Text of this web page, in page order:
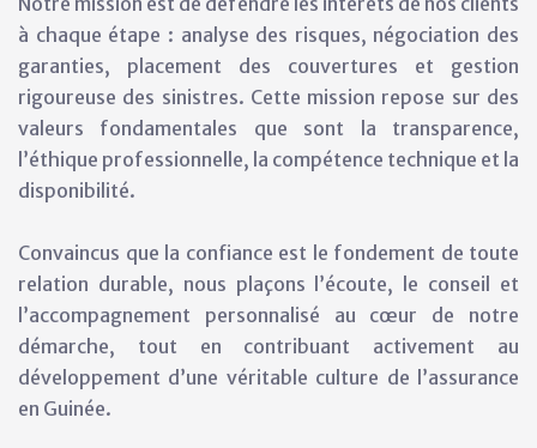
à chaque étape : analyse des risques, négociation des
garanties, placement des couvertures et gestion
rigoureuse des sinistres. Cette mission repose sur des
valeurs fondamentales que sont la transparence,
l’éthique professionnelle, la compétence technique et la
disponibilité.
Convaincus que la confiance est le fondement de toute
relation durable, nous plaçons l’écoute, le conseil et
l’accompagnement personnalisé au cœur de notre
démarche, tout en contribuant activement au
développement d’une véritable culture de l’assurance
en Guinée.